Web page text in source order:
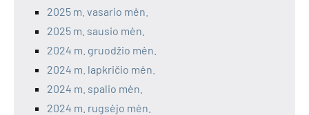
2025 m. vasario mėn.
2025 m. sausio mėn.
2024 m. gruodžio mėn.
2024 m. lapkričio mėn.
2024 m. spalio mėn.
2024 m. rugsėjo mėn.